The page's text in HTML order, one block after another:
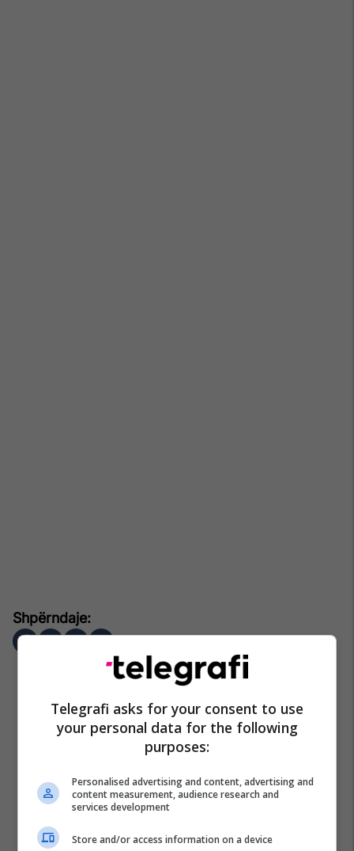
Telegrafi asks for your consent to use
your personal data for the following
purposes:
Personalised advertising and content, advertising and
content measurement, audience research and
services development
Store and/or access information on a device